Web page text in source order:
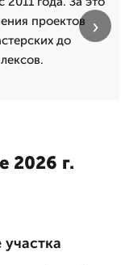
проектов
до
›
2026 г.